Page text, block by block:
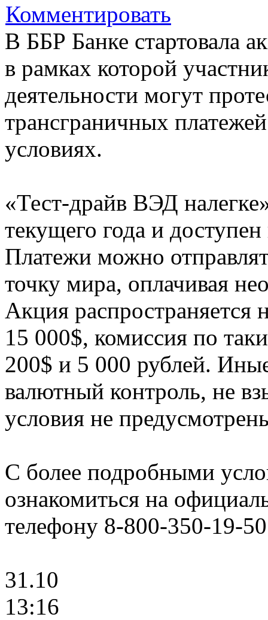
Комментировать
В ББР Банке стартовала
в рамках которой
деятельности могут
трансграничных
условиях.
«Тест-драйв ВЭД
текущего года и
Платежи можно
точку мира, оплачивая
Акция распространяется
15 000$, комиссия по
200$ и 5 000 рублей.
валютный контроль, не
условия не
С более подробными
ознакомиться на
телефону 8-800-350-19-
31.10
13:16